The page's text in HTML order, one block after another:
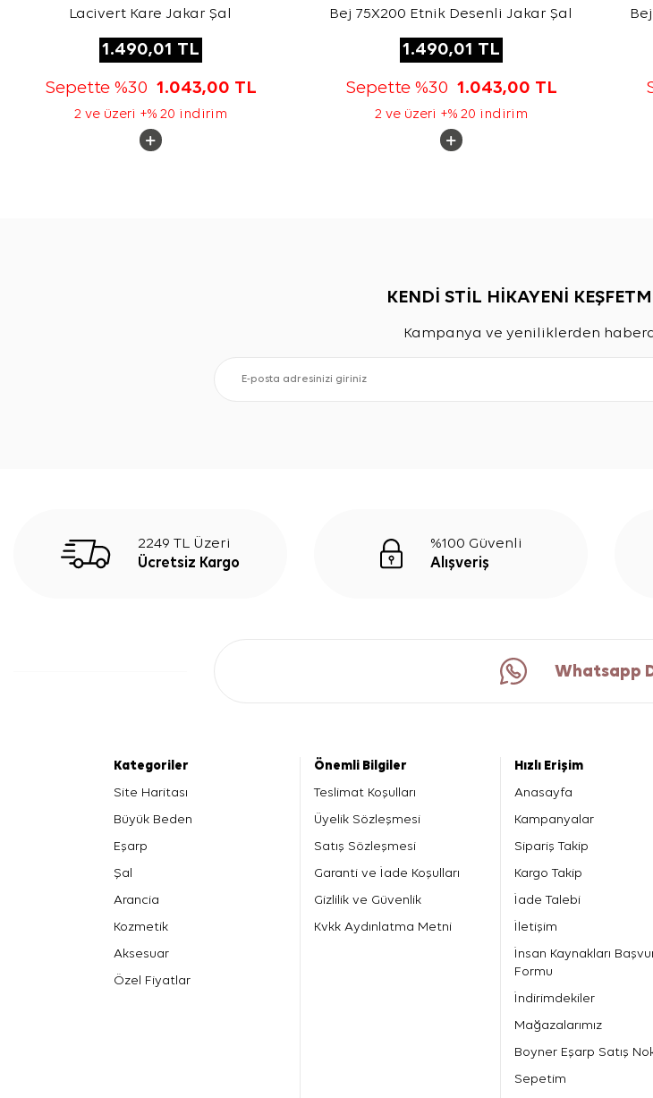
Lacivert Kare Jakar Şal
1.490,01 TL
Sepette %30 1.043,00 TL
2 ve üzeri +% 20 indirim
Bej 75X200 Etnik Desenli Jakar Şal
1.490,01 TL
Sepette %30 1.043,00 TL
2 ve üzeri +% 20 indirim
KENDİ STİL HİKAYENİ
Kampanya ve yeniliklerden
2249 TL Üzeri
Ücretsiz Kargo
%100 Güvenli
Alışveriş
Whatsapp
Kategoriler
Site Haritası
Büyük Beden
Eşarp
Şal
Arancia
Kozmetik
Aksesuar
Özel Fiyatlar
Önemli Bilgiler
Teslimat Koşulları
Üyelik Sözleşmesi
Satış Sözleşmesi
Garanti ve İade Koşulları
Gizlilik ve Güvenlik
Kvkk Aydınlatma Metni
Hızlı Erişim
Anasayfa
Kampanyalar
Sipariş Takip
Kargo Takip
İade Talebi
İletişim
İnsan Kaynakları
Formu
İndirimdekiler
Mağazalarımız
Boyner Eşarp Satış
Sepetim